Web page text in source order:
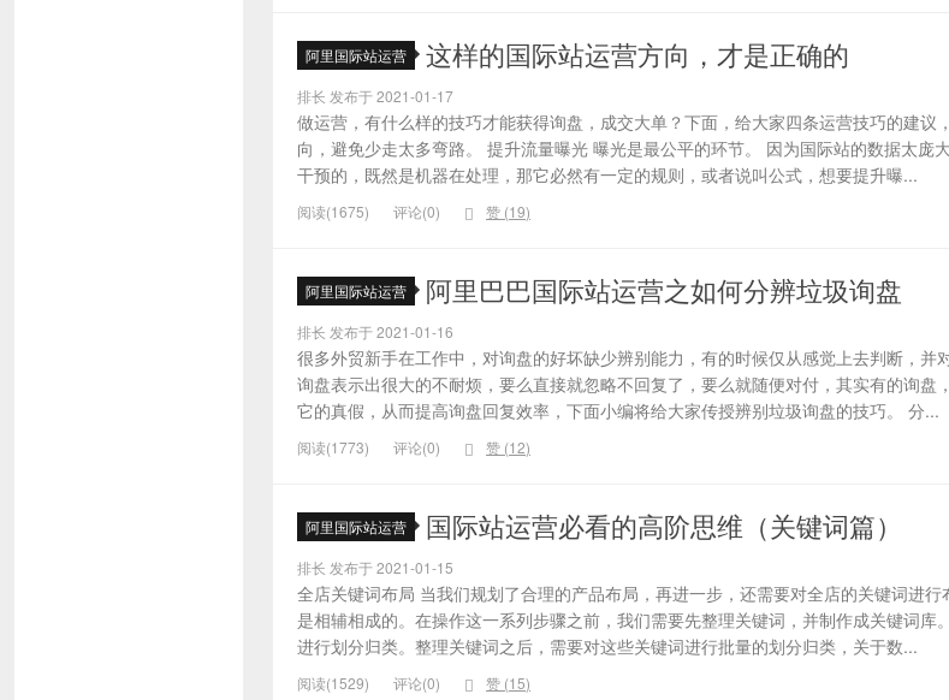
阿里国际站运营 这样的国际站运营方向，才是正确的
排长 发布于 2021-01-17
做运营，有什么样的技巧才能获得询盘，成交大单？下面，给大家四条运营技巧的建议
向，避免少走太多弯路。 提升流量曝光 曝光是最公平的环节。 因为国际站的数据太庞
干预的，既然是机器在处理，那它必然有一定的规则，或者说叫公式，想要提升曝...
阅读(1675) 评论(0) 赞 (19)
阿里国际站运营 阿里巴巴国际站运营之如何分辨垃圾询盘
排长 发布于 2021-01-16
很多外贸新手在工作中，对询盘的好坏缺少辨别能力，有的时候仅从感觉上去判断，并
询盘表示出很大的不耐烦，要么直接就忽略不回复了，要么就随便对付，其实有的询盘
它的真假，从而提高询盘回复效率，下面小编将给大家传授辨别垃圾询盘的技巧。 分...
阅读(1773) 评论(0) 赞 (12)
阿里国际站运营 国际站运营必看的高阶思维（关键词篇）
排长 发布于 2021-01-15
全店关键词布局 当我们规划了合理的产品布局，再进一步，还需要对全店的关键词进
是相辅相成的。在操作这一系列步骤之前，我们需要先整理关键词，并制作成关键词库
进行划分归类。整理关键词之后，需要对这些关键词进行批量的划分归类，关于数...
阅读(1529) 评论(0) 赞 (15)